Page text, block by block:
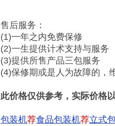
售后服务：
(1)一年之内免费保修
(2)一生提供计术支持与服务
(3)提供所售产品三包服务
(4)保修期或是人为故障的，
此价格仅供参考，实际价格
包装机荐食品包装机荐立式